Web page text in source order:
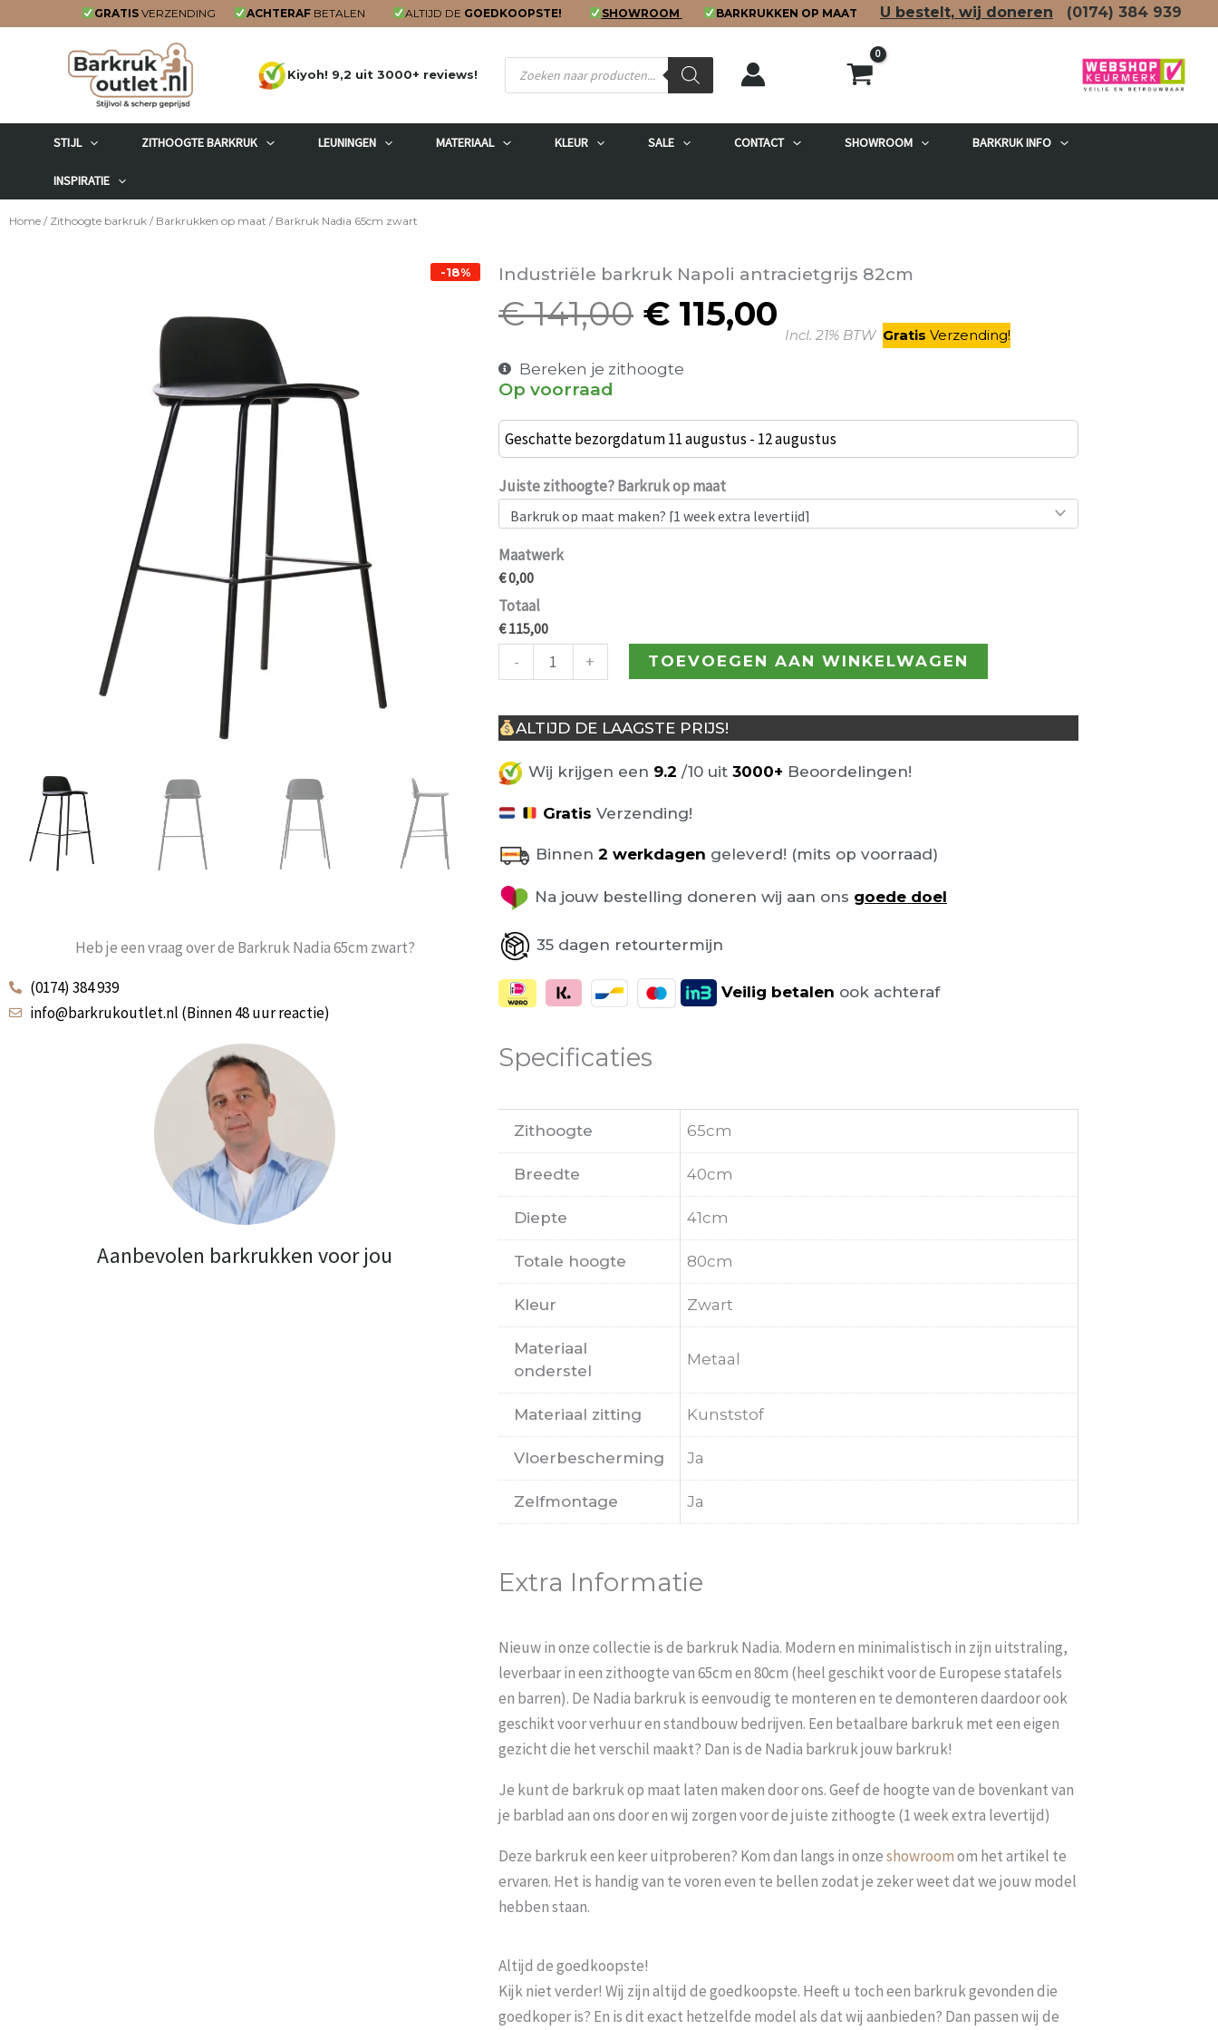
GRATIS VERZENDING ACHTERAF BETALEN ALTIJD DE GOEDKOOPSTE! SHOWROOM BARKRUKKEN OP MAAT U bestelt, wij doneren (0174) 384 939
Kiyoh! 9,2 uit 3000+ reviews!
Producten
zoeken
STIJL ZITHOOGTE BARKRUK LEUNINGEN MATERIAAL KLEUR SALE CONTACT SHOWROOM BARKRUK INFO
INSPIRATIE
Home / Zithoogte barkruk / Barkrukken op maat / Barkruk Nadia 65cm zwart
-18%
Heb je een vraag over de Barkruk Nadia 65cm zwart?
(0174) 384 939
info@barkrukoutlet.nl (Binnen 48 uur reactie)
Aanbevolen barkrukken voor jou
Industriële barkruk Napoli antracietgrijs 82cm
€141,00 Oorspronkelijke
was:
€ 115,00 Huidige
prijs
Incl. 21% BTW Gratis Verzending!
Bereken je zithoogte
Op voorraad
Geschatte bezorgdatum 11 augustus - 12 augustus
Juiste zithoogte? Barkruk op maat
Maatwerk
€ 0,00
Totaal
€ 115,00
-
Nadia
65cm
zwart
aantal
+ TOEVOEGEN AAN WINKELWAGEN
ALTIJD DE LAAGSTE PRIJS!
Wij krijgen een 9.2 /10 uit 3000+ Beoordelingen!
Gratis Verzending!
Binnen 2 werkdagen geleverd! (mits op voorraad)
Na jouw bestelling doneren wij aan ons goede doel
35 dagen retourtermijn
Veilig betalen ook achteraf
Specificaties
Zithoogte 65cm
Breedte 40cm
Diepte 41cm
Totale hoogte 80cm
Kleur Zwart
Materiaal
onderstel
Metaal
Materiaal zitting Kunststof
Vloerbescherming Ja
Zelfmontage Ja
Extra Informatie
Nieuw in onze collectie is de barkruk Nadia. Modern en minimalistisch in zijn uitstraling,
leverbaar in een zithoogte van 65cm en 80cm (heel geschikt voor de Europese statafels
en barren). De Nadia barkruk is eenvoudig te monteren en te demonteren daardoor ook
geschikt voor verhuur en standbouw bedrijven. Een betaalbare barkruk met een eigen
gezicht die het verschil maakt? Dan is de Nadia barkruk jouw barkruk!
Je kunt de barkruk op maat laten maken door ons. Geef de hoogte van de bovenkant van
je barblad aan ons door en wij zorgen voor de juiste zithoogte (1 week extra levertijd)
Deze barkruk een keer uitproberen? Kom dan langs in onzeshowroomom het artikel te
ervaren. Het is handig van te voren even te bellen zodat je zeker weet dat we jouw model
hebben staan.
Altijd de goedkoopste!
Kijk niet verder! Wij zijn altijd de goedkoopste. Heeft u toch een barkruk gevonden die
goedkoper is? En is dit exact hetzelfde model als dat wij aanbieden? Dan passen wij de